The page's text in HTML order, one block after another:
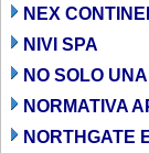
NEX
NIVI SPA
NO SOLO
NORMATIVA
NORTHGATE